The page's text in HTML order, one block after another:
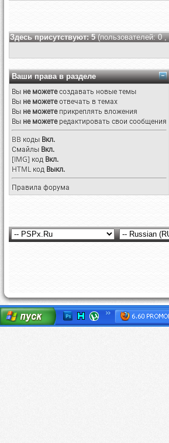
Здесь присутствуют: 5(пользователей: 0 ,
Ваши права в разделе
Вы не можетесоздавать новые темы
Вы не можетеотвечать в темах
Вы не можетеприкреплять вложения
Вы не можетередактировать свои сообщения
BB коды Вкл.
Смайлы Вкл.
[IMG] код Вкл.
HTML код Выкл.
Правила форума